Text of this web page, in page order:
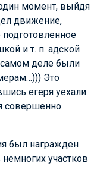
момент, выйдя
движение,
и т. п. адской
самом деле были
Это
егеря уехали
совершенно
был награжден
участков